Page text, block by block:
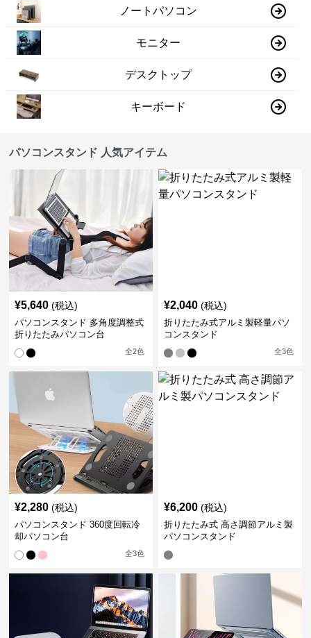
ノートパソコン
モニター
デスクトップ
キーボード
パソコンスタンド 人気アイテム
¥5,640 (税込)
パソコンスタンド 多角度調整式
折りたたみパソコン台
全2色
¥2,040 (税込)
折りたたみ式アルミ製軽量パソ
コンスタンド
全3色
¥2,280 (税込)
パソコンスタンド 360度回転冷
却パソコン台
全3色
¥6,200 (税込)
折りたたみ式 高さ調節アルミ製
パソコンスタンド